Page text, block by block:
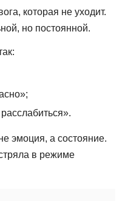
которая не уходит.
но постоянной.
эмоция, а состояние.
в режиме